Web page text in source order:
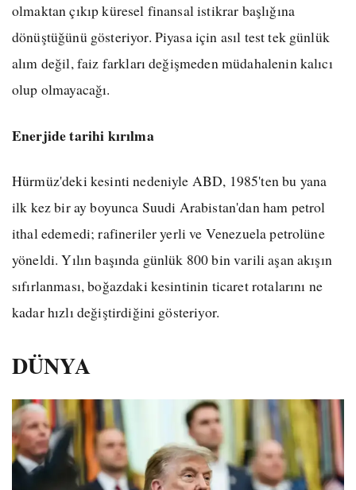
olmaktan çıkıp küresel finansal istikrar başlığına
dönüştüğünü gösteriyor. Piyasa için asıl test tek günlük
alım değil, faiz farkları değişmeden müdahalenin kalıcı
olup olmayacağı.
Enerjide tarihi kırılma
Hürmüz'deki kesinti nedeniyle ABD, 1985'ten bu yana
ilk kez bir ay boyunca Suudi Arabistan'dan ham petrol
ithal edemedi; rafineriler yerli ve Venezuela petrolüne
yöneldi. Yılın başında günlük 800 bin varili aşan akışın
sıfırlanması, boğazdaki kesintinin ticaret rotalarını ne
kadar hızlı değiştirdiğini gösteriyor.
DÜNYA